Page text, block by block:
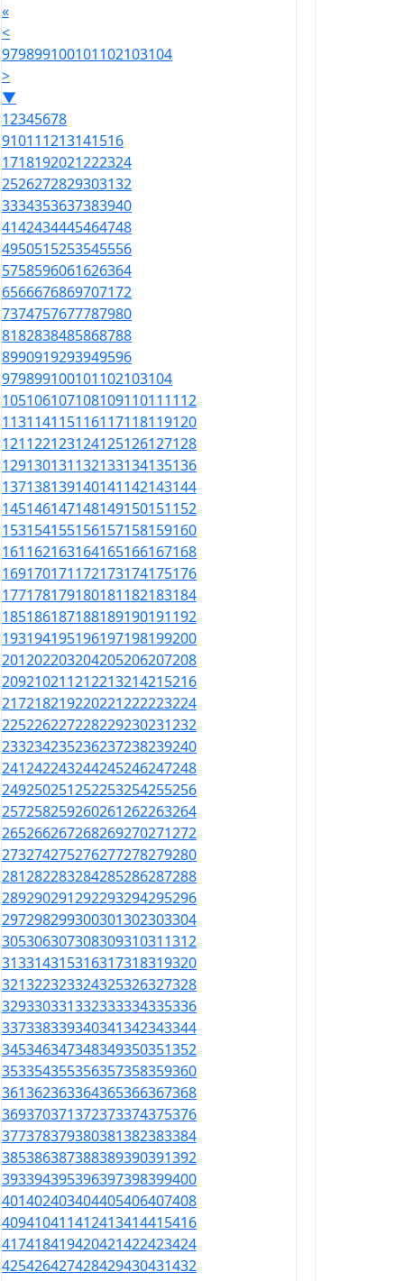
«
<
979899100101102103104
>
▼
12345678
910111213141516
1718192021222324
2526272829303132
3334353637383940
4142434445464748
4950515253545556
5758596061626364
6566676869707172
7374757677787980
8182838485868788
8990919293949596
979899100101102103104
105106107108109110111112
113114115116117118119120
121122123124125126127128
129130131132133134135136
137138139140141142143144
145146147148149150151152
153154155156157158159160
161162163164165166167168
169170171172173174175176
177178179180181182183184
185186187188189190191192
193194195196197198199200
201202203204205206207208
209210211212213214215216
217218219220221222223224
225226227228229230231232
233234235236237238239240
241242243244245246247248
249250251252253254255256
257258259260261262263264
265266267268269270271272
273274275276277278279280
281282283284285286287288
289290291292293294295296
297298299300301302303304
305306307308309310311312
313314315316317318319320
321322323324325326327328
329330331332333334335336
337338339340341342343344
345346347348349350351352
353354355356357358359360
361362363364365366367368
369370371372373374375376
377378379380381382383384
385386387388389390391392
393394395396397398399400
401402403404405406407408
409410411412413414415416
417418419420421422423424
425426427428429430431432